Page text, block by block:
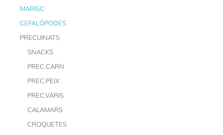
MARISC
CEFALÓPODES
PRECUINATS
SNACKS
PREC.CARN
PREC.PEIX
PREC.VARIS
CALAMARS
CROQUETES